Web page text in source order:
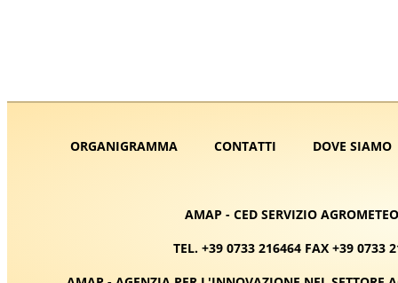
ORGANIGRAMMA CONTATTI DOVE SIAMO
AMAP - CED SERVIZIO
TEL. +39 0733 216464 FAX +39 0733